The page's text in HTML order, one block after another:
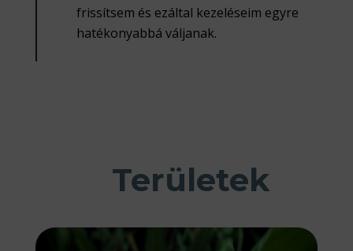
frissítsem és ezáltal kezeléseim egyre
hatékonyabbá váljanak.
Területek